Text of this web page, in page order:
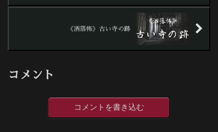
《洒落怖》古い寺の跡
コメント
コメントを書き込む